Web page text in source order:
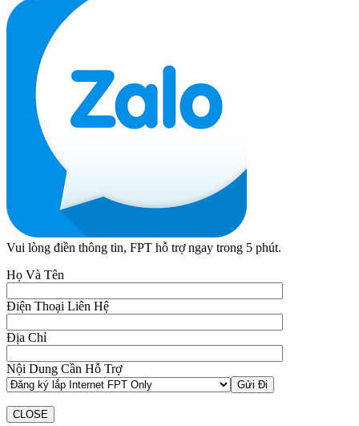
Vui lòng điền thông tin, FPT hỗ trợ ngay trong 5 phút.
Họ Và Tên
Điện Thoại Liên Hệ
Địa Chỉ
Nội Dung Cần Hỗ Trợ
CLOSE